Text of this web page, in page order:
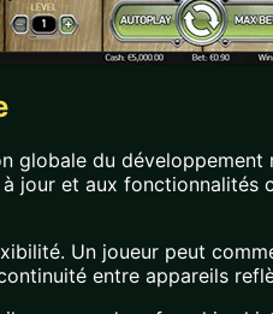
globale du
jour et aux
Un joueur peut
entre appareils